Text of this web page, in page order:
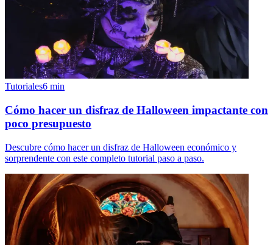
Tutoriales6 min
Cómo hacer un disfraz de Halloween impactante con
poco presupuesto
Descubre cómo hacer un disfraz de Halloween económico y
sorprendente con este completo tutorial paso a paso.